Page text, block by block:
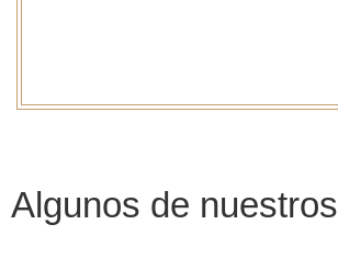
Algunos de nuestros